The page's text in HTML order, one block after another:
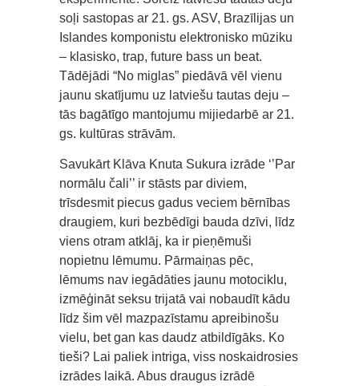
soļi sastopas ar 21. gs. ASV, Brazīlijas un
Islandes komponistu elektronisko mūziku
– klasisko, trap, future bass un beat.
Tādējādi “No miglas” piedāvā vēl vienu
jaunu skatījumu uz latviešu tautas deju –
tās bagātīgo mantojumu mijiedarbē ar 21.
gs. kultūras strāvām.
Savukārt Klāva Knuta Sukura izrāde ‘’Par
normālu čali’’ ir stāsts par diviem,
trīsdesmit piecus gadus veciem bērnības
draugiem, kuri bezbēdīgi bauda dzīvi, līdz
viens otram atklāj, ka ir pieņēmuši
nopietnu lēmumu. Pārmaiņas pēc,
lēmums nav iegādāties jaunu motociklu,
izmēģināt seksu trijatā vai nobaudīt kādu
līdz šim vēl mazpazīstamu apreibinošu
vielu, bet gan kas daudz atbildīgāks. Ko
tieši? Lai paliek intriga, viss noskaidrosies
izrādes laikā. Abus draugus izrādē